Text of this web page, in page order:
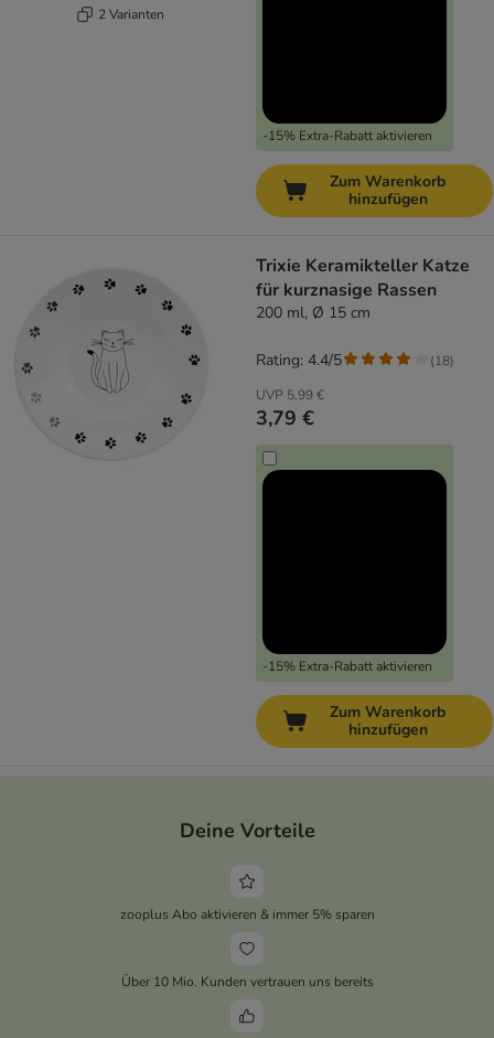
2 Varianten
-15% Extra-Rabatt aktivieren
Zum Warenkorb
hinzufügen
Trixie Keramikteller Katze
für kurznasige Rassen
200 ml, Ø 15 cm
UVP 5,99 €
3,79 €
-15% Extra-Rabatt aktivieren
Rating: 4.4/5 (18)
Zum Warenkorb
hinzufügen
Deine Vorteile
zooplus Abo aktivieren & immer 5% sparen
Über 10 Mio. Kunden vertrauen uns bereits